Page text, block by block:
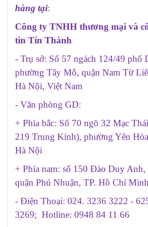
hàng tại:
Công ty TNHH thương mại và
tin Tín Thành
- Trụ sở: Số 57 ngách 124/49 phố
phường Tây Mỗ, quận Nam Từ
Hà Nội, Việt Nam
- Văn phòng GD:
+ Phía bắc: Số 70 ngõ 32 Mạc
219 Trung Kính), phường Yên
Hà Nội
+ Phía nam: số 150 Đào Duy Anh,
quận Phú Nhuận, TP. Hồ Chí
- Điện Thoại: 024. 3236 3222 -
3269; Hotline: 0948 84 11 66